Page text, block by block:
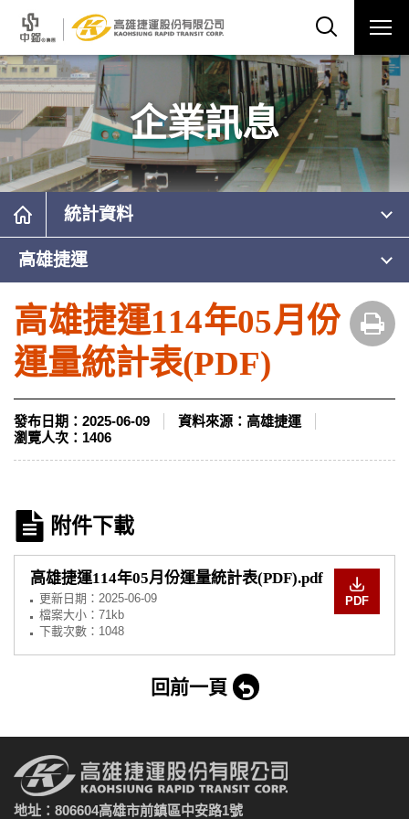
企業訊息
統計資料
高雄捷運
高雄捷運114年05月份
運量統計表(PDF)
發布日期： 2025-06-09 資料來源： 高雄捷運
瀏覽人次： 1406
附件下載
高雄捷運114年05月份運量統計表(PDF).pdf
更新日期： 2025-06-09
檔案大小：71kb
下載次數：1048
PDF
回前一頁
地址：806604高雄市前鎮區中安路1號